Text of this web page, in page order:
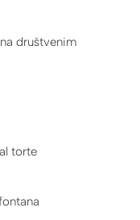
društvenim
torte